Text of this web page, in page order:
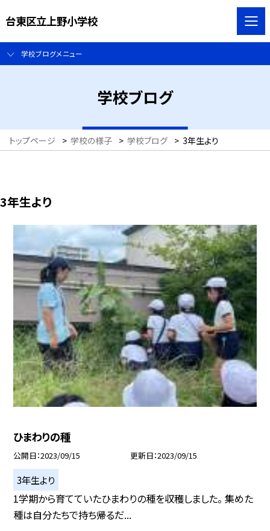
台東区立上野小学校
学校ブログメニュー
学校ブログ
トップページ > 学校の様子 > 学校ブログ > 3年生より
3年生より
ひまわりの種
公開日 2023/09/15 更新日 2023/09/15
3年生より
1学期から育てていたひまわりの種を収穫しました。 集めた
種は自分たちで持ち帰るだ...